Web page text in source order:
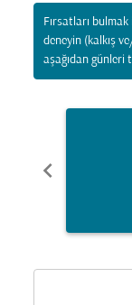
Fırsatları bulmak
deneyin (kalkış
aşağıdan günleri
chevron_left